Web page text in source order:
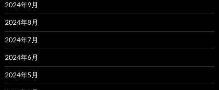
2024年9月
2024年8月
2024年7月
2024年6月
2024年5月